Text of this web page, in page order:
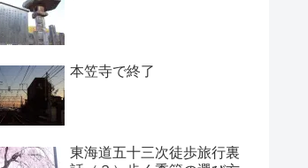
本笠寺で終了
東海道五十三次徒歩旅行裏